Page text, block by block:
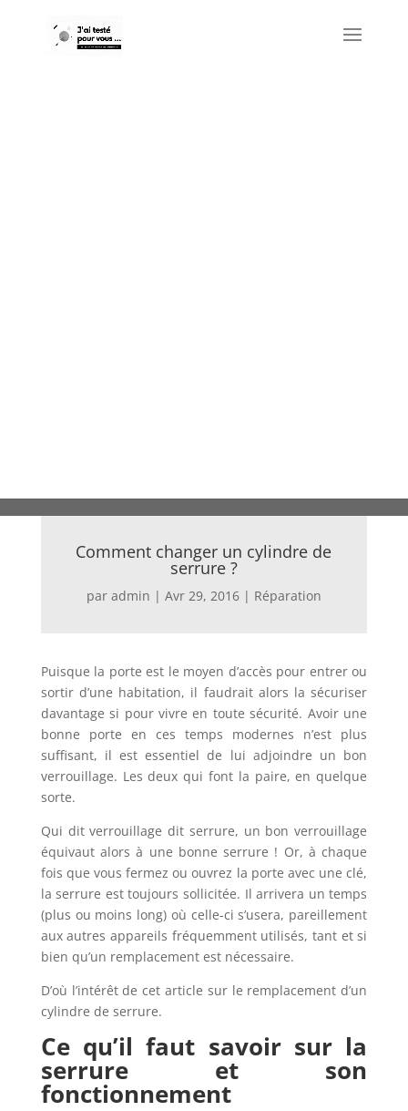
Comment changer un cylindre de
serrure ?
par admin | Avr 29, 2016| Réparation
Puisque la porte est le moyen d’accès pour entrer ou
sortir d’une habitation, il faudrait alors la sécuriser
davantage si pour vivre en toute sécurité. Avoir une
bonne porte en ces temps modernes n’est plus
suffisant, il est essentiel de lui adjoindre un bon
verrouillage. Les deux qui font la paire, en quelque
sorte.
Qui dit verrouillage dit serrure, un bon verrouillage
équivaut alors à une bonne serrure ! Or, à chaque
fois que vous fermez ou ouvrez la porte avec une clé,
la serrure est toujours sollicitée. Il arrivera un temps
(plus ou moins long) où celle-ci s’usera, pareillement
aux autres appareils fréquemment utilisés, tant et si
bien qu’un remplacement est nécessaire.
D’où l’intérêt de cet article sur le remplacement d’un
cylindre de serrure.
Ce qu’il faut savoir sur la
serrure et son
fonctionnement